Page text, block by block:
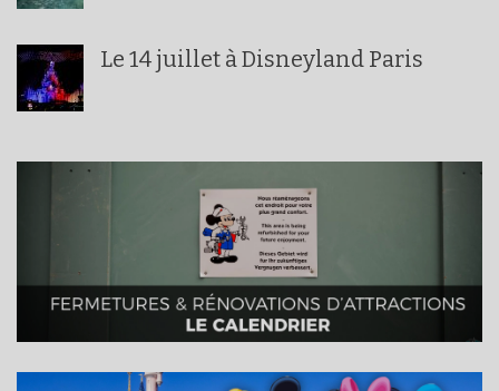
Le 14 juillet à Disneyland Paris